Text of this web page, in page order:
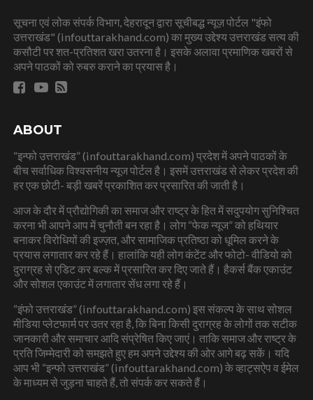
सूचना एवं लोक संपर्क विभाग, देहरादून द्वारा सूचीबद्ध न्यूज़ पोर्टल "इंफो
उत्तराखंड" (infouttarakhand.com) का मुख्य उद्देश्य उत्तराखंड सत्य की
कसौटी पर शत-प्रतिशत खरा उतरना है। इसके अलावा प्रमाणिक खबरों से
अपने पाठकों को रुबरु कराने का प्रयास है।
ABOUT
“इन्फो उत्तराखंड” (infouttarakhand.com) प्रदेश में अपने पाठकों के
बीच सर्वाधिक विश्वसनीय न्यूज पोर्टल है। इसमें उत्तराखंड से लेकर प्रदेश की
हर एक छोटी- बड़ी खबरें प्रकाशित कर प्रसारित की जाती है।
आज के दौर में प्रौद्योगिकी का समाज और राष्ट्र के हित में सदुपयोग सुनिश्चित
करना भी आपने आप में चुनौती बन रहा है। लोग “फेक न्यूज” को हथियार
बनाकर विरोधियों की इज्ज़त, और सामाजिक प्रतिष्ठा को धूमिल करने के
प्रयास लगातार कर रहे हैं। हालांकि यही लोग कंटेंट और फोटो- वीडियो को
दुराग्रह से एडिट कर बल्क में प्रसारित कर दिए जाते हैं। हैकर्स बैंक एकाउंट
और सोशल एकाउंट में लगातार सेंध लगा रहे हैं।
“इंफो उत्तराखंड” (infouttarakhand.com) इस संकल्प के साथ सोशल
मीडिया प्लेटफार्म पर उतर रहा है, कि बिना किसी दुराग्रह के लोगों तक सटीक
जानकारी और समाचार आदि संप्रेषित किए जाएं। ताकि समाज और राष्ट्र के
प्रति जिम्मेदारी को समझते हुए हम अपने उद्देश्य की ओर आगे बढ़ सकें। यदि
आप भी “इन्फो उत्तराखंड” (infouttarakhand.com) के व्हाट्सऐप व ईमेल
के माध्यम से जुड़ना चाहते हैं, तो संपर्क कर सकते हैं।